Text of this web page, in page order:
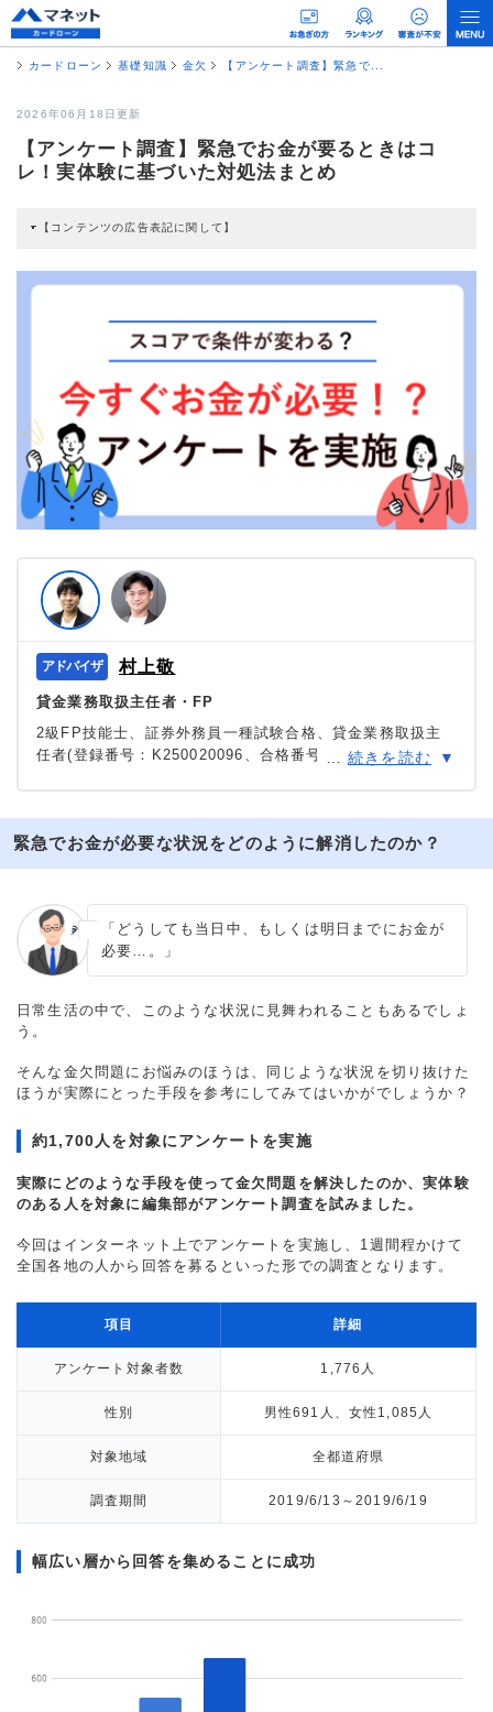
カードローン 基礎知識 金欠 【アンケート調査】緊急で...
2026年06月18日更新
【アンケート調査】緊急でお金が要るときはコ
レ！実体験に基づいた対処法まとめ
【コンテンツの広告表記に関して】
村上敬
貸金業務取扱主任者・FP
2級FP技能士、証券外務員一種試験合格、貸金業務取扱主
任者(登録番号：K250020096、合格番号：第F241000177
ン、FX、不動産、保険など、多くの金融領域における情報
メディアの編集・監修に携わり、実績は計2000本以上。ロ
ーン利用者へのインタビューなども多数実施し、専門知識
＞＞公式ページ
続きを読む
緊急でお金が必要な状況をどのように解消したのか？
「どうしても当日中、もしくは明日までにお金が
必要…。」
日常生活の中で、このような状況に見舞われることもあるでしょ
う。
そんな金欠問題にお悩みのほうは、同じような状況を切り抜けた
ほうが実際にとった手段を参考にしてみてはいかがでしょうか？
約1,700人を対象にアンケートを実施
実際にどのような手段を使って金欠問題を解決したのか、実体験
のある人を対象に編集部がアンケート調査を試みました。
今回はインターネット上でアンケートを実施し、1週間程かけて
全国各地の人から回答を募るといった形での調査となります。
項目 詳細
アンケート対象者数 1,776人
性別 男性691人、女性1,085人
対象地域 全都道府県
調査期間 2019/6/13～2019/6/19
幅広い層から回答を集めることに成功